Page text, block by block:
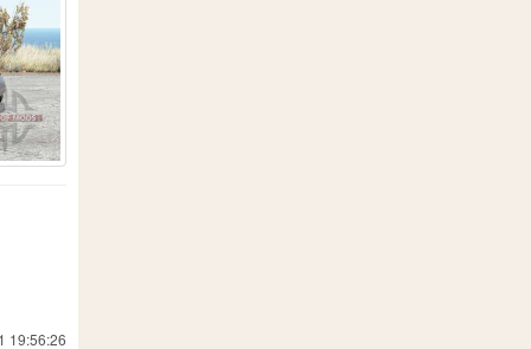
1
10
2
3
1
12
19:56:26